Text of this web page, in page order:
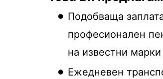
Подобваща
професионален
на известни
Ежедневен